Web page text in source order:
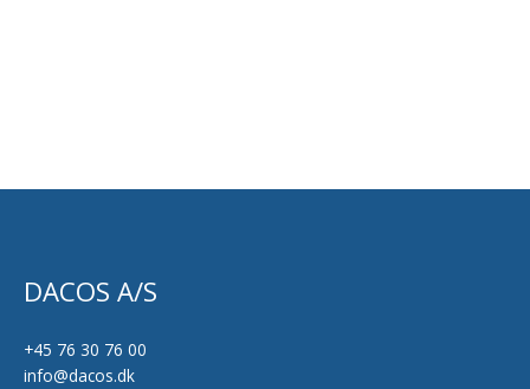
DACOS A/S
+45 76 30 76 00
info@dacos.dk